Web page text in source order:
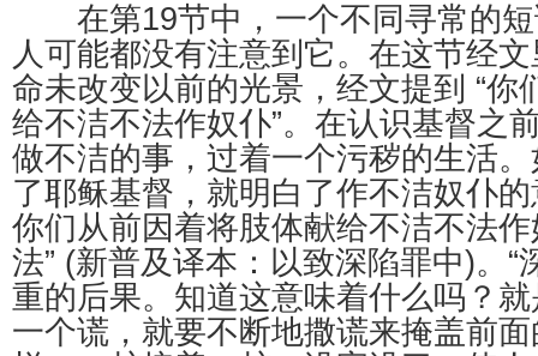
在第19节中，一个不同寻常的短
人可能都没有注意到它。在这节经
命未改变以前的光景，经文提到 “你
给不洁不法作奴仆”。在认识基督之
做不洁的事，过着一个污秽的生活
了耶稣基督，就明白了作不洁奴仆
你们从前因着将肢体献给不洁不法
法” (新普及译本：以致深陷罪中)。
重的后果。知道这意味着什么吗？
一个谎，就要不断地撒谎来掩盖前